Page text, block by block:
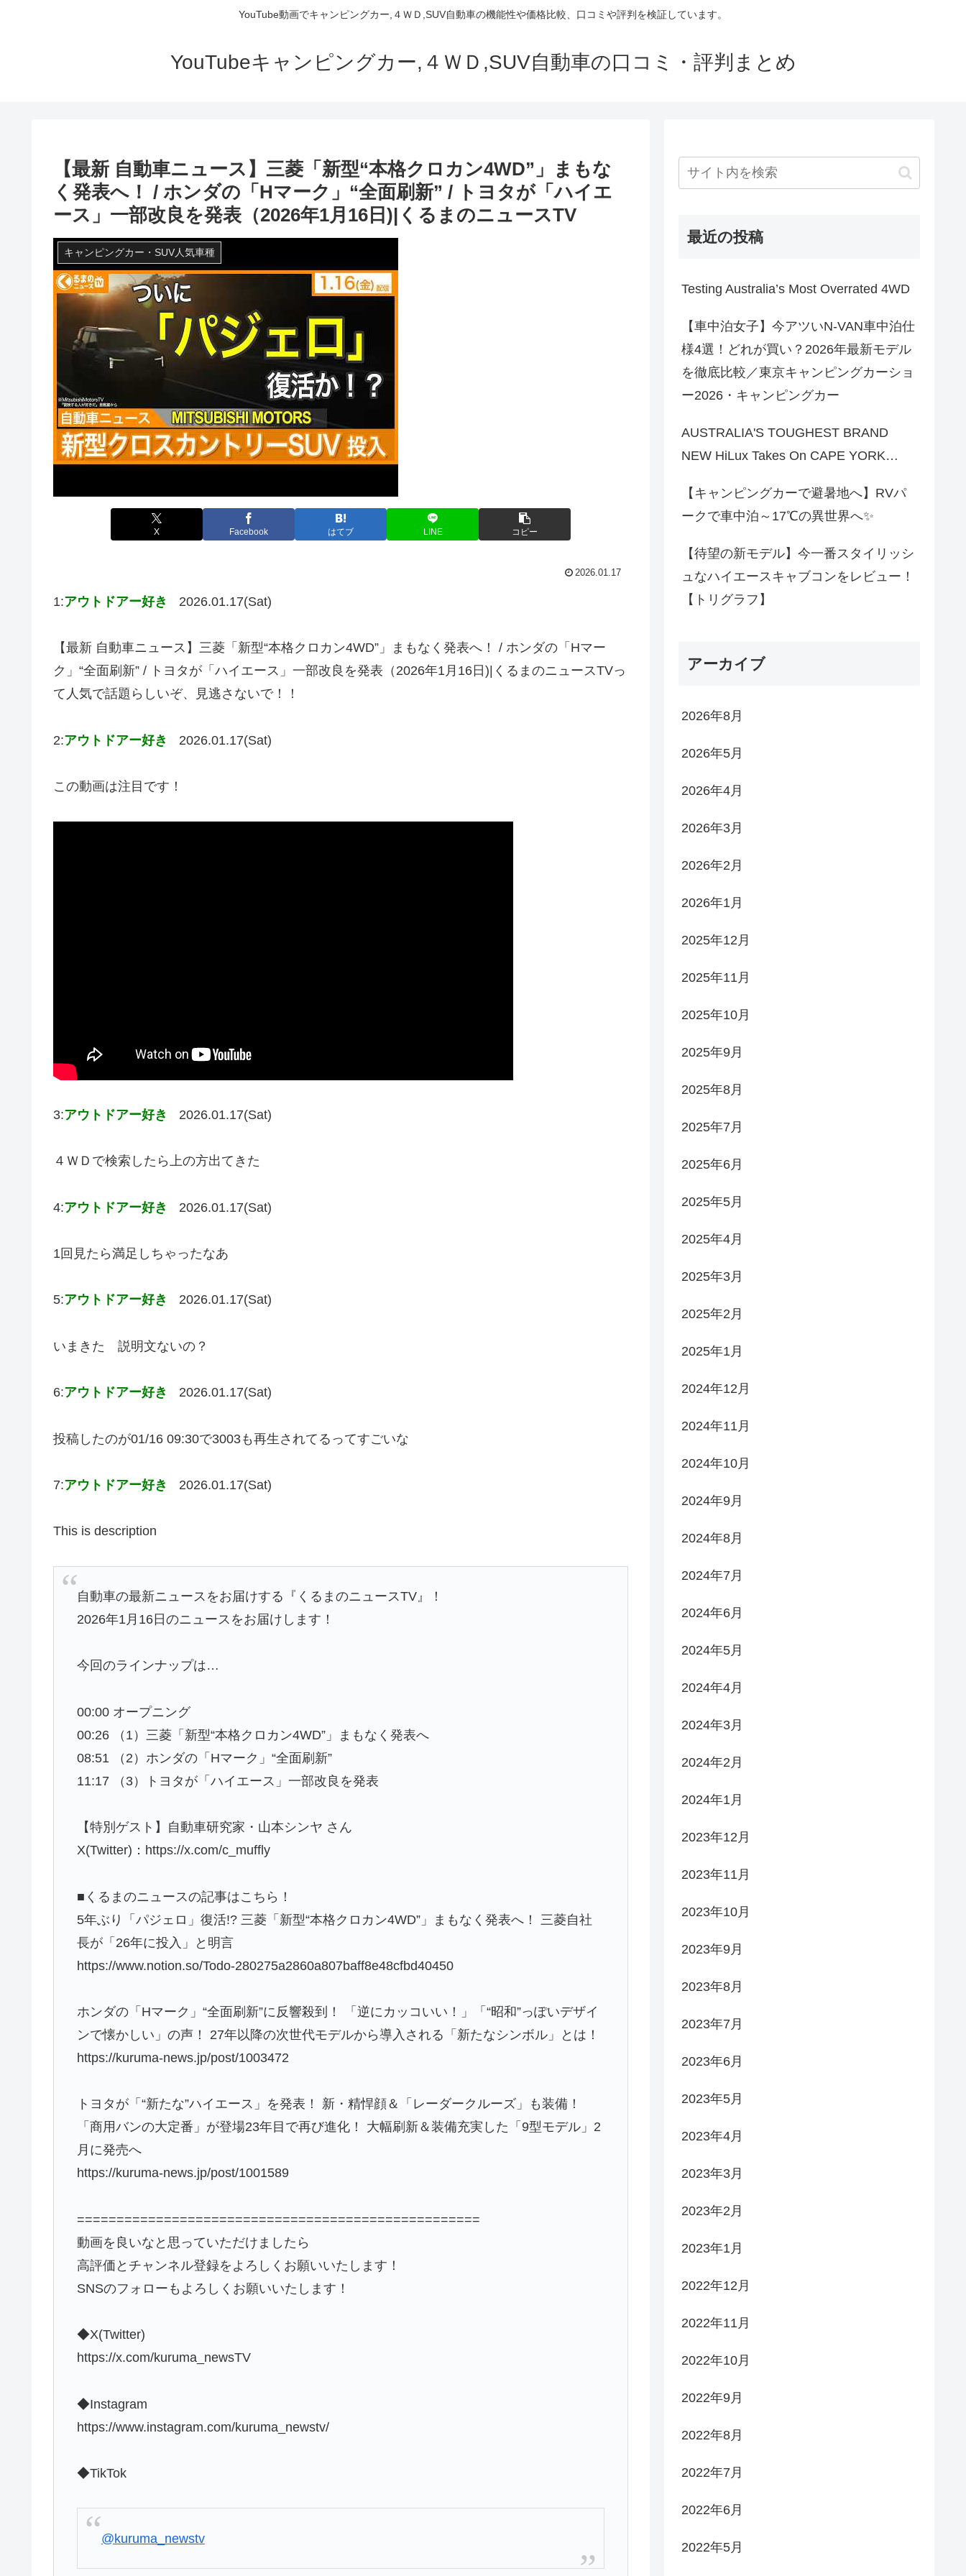
YouTube動画でキャンピングカー,４ＷＤ,SUV自動車の機能性や価格比較、口コミや評判を検証しています。
YouTubeキャンピングカー,４ＷＤ,SUV自動車の口コミ・評判まとめ
【最新 自動車ニュース】三菱「新型“本格クロカン4WD”」まもな
く発表へ！ / ホンダの「Hマーク」“全面刷新” / トヨタが「ハイエ
ース」一部改良を発表（2026年1月16日)|くるまのニュースTV
キャンピングカー・SUV人気車種
X Facebook はてブ LINE コピー
2026.01.17
1:アウトドアー好き 2026.01.17(Sat)
【最新 自動車ニュース】三菱「新型“本格クロカン4WD”」まもなく発表へ！ / ホンダの「Hマー
ク」“全面刷新” / トヨタが「ハイエース」一部改良を発表（2026年1月16日)|くるまのニュースTVっ
て人気で話題らしいぞ、見逃さないで！！
2:アウトドアー好き 2026.01.17(Sat)
この動画は注目です！
3:アウトドアー好き 2026.01.17(Sat)
４ＷＤで検索したら上の方出てきた
4:アウトドアー好き 2026.01.17(Sat)
1回見たら満足しちゃったなあ
5:アウトドアー好き 2026.01.17(Sat)
いまきた 説明文ないの？
6:アウトドアー好き 2026.01.17(Sat)
投稿したのが01/16 09:30で3003も再生されてるってすごいな
7:アウトドアー好き 2026.01.17(Sat)
This is description
自動車の最新ニュースをお届けする『くるまのニュースTV』！
2026年1月16日のニュースをお届けします！
今回のラインナップは…
00:00 オープニング
00:26 （1）三菱「新型“本格クロカン4WD”」まもなく発表へ
08:51 （2）ホンダの「Hマーク」“全面刷新”
11:17 （3）トヨタが「ハイエース」一部改良を発表
【特別ゲスト】自動車研究家・山本シンヤ さん
X(Twitter)：https://x.com/c_muffly
■くるまのニュースの記事はこちら！
5年ぶり「パジェロ」復活!? 三菱「新型“本格クロカン4WD”」まもなく発表へ！ 三菱自社
長が「26年に投入」と明言
https://www.notion.so/Todo-280275a2860a807baff8e48cfbd40450
ホンダの「Hマーク」“全面刷新”に反響殺到！ 「逆にカッコいい！」「“昭和”っぽいデザイ
ンで懐かしい」の声！ 27年以降の次世代モデルから導入される「新たなシンボル」とは！
https://kuruma-news.jp/post/1003472
トヨタが「“新たな”ハイエース」を発表！ 新・精悍顔＆「レーダークルーズ」も装備！
「商用バンの大定番」が登場23年目で再び進化！ 大幅刷新＆装備充実した「9型モデル」2
月に発売へ
https://kuruma-news.jp/post/1001589
===================================================
動画を良いなと思っていただけましたら
高評価とチャンネル登録をよろしくお願いいたします！
SNSのフォローもよろしくお願いいたします！
◆X(Twitter)
https://x.com/kuruma_newsTV
◆Instagram
https://www.instagram.com/kuruma_newstv/
◆TikTok
@kuruma_newstv
最近の投稿
Testing Australia’s Most Overrated 4WD
【車中泊女子】今アツいN-VAN車中泊仕
様4選！どれが買い？2026年最新モデル
を徹底比較／東京キャンピングカーショ
ー2026・キャンピングカー
AUSTRALIA'S TOUGHEST BRAND
NEW HiLux Takes On CAPE YORK…
【キャンピングカーで避暑地へ】RVパ
ークで車中泊～17℃の異世界へ✨
【待望の新モデル】今一番スタイリッシ
ュなハイエースキャブコンをレビュー！
【トリグラフ】
アーカイブ
2026年8月
2026年5月
2026年4月
2026年3月
2026年2月
2026年1月
2025年12月
2025年11月
2025年10月
2025年9月
2025年8月
2025年7月
2025年6月
2025年5月
2025年4月
2025年3月
2025年2月
2025年1月
2024年12月
2024年11月
2024年10月
2024年9月
2024年8月
2024年7月
2024年6月
2024年5月
2024年4月
2024年3月
2024年2月
2024年1月
2023年12月
2023年11月
2023年10月
2023年9月
2023年8月
2023年7月
2023年6月
2023年5月
2023年4月
2023年3月
2023年2月
2023年1月
2022年12月
2022年11月
2022年10月
2022年9月
2022年8月
2022年7月
2022年6月
2022年5月